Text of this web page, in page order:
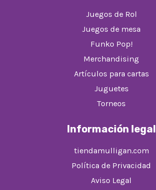
Juegos de Rol
Juegos de mesa
Funko Pop!
Merchandising
Artículos para cartas
Juguetes
Torneos
Información legal
tiendamulligan.com
Política de Privacidad
Aviso Legal